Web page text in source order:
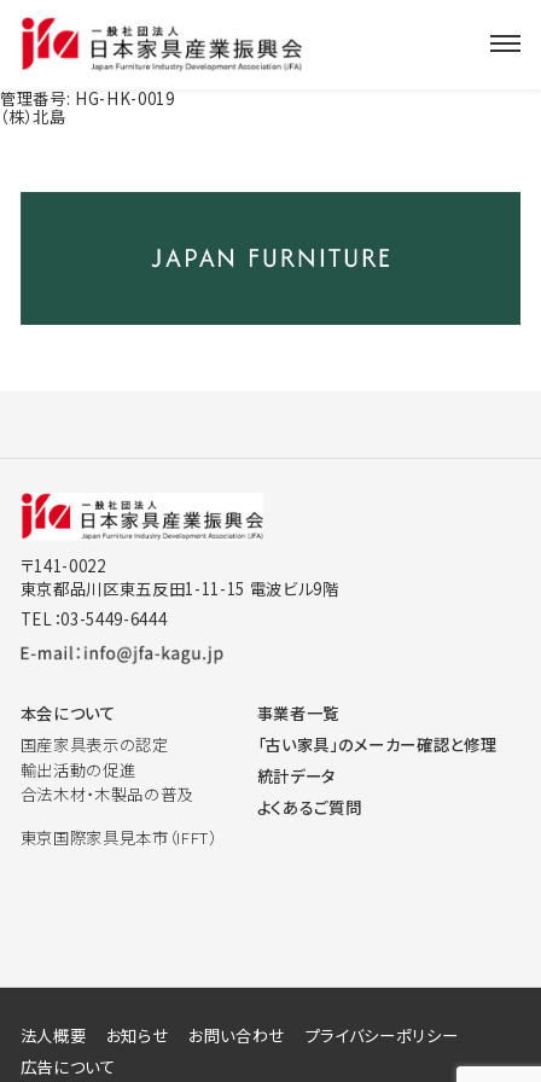
管理番号: HG-HK-0019
（株）北島
〒141-0022
東京都品川区東五反田1-11-15 電波ビル9階
TEL：03-5449-6444
本会について
国産家具表示の認定
輸出活動の促進
合法木材・木製品の普及
東京国際家具見本市（IFFT）
事業者一覧
「古い家具」のメーカー確認と修理
統計データ
よくあるご質問
法人概要 お知らせ お問い合わせ
プライバシーポリシー
広告について